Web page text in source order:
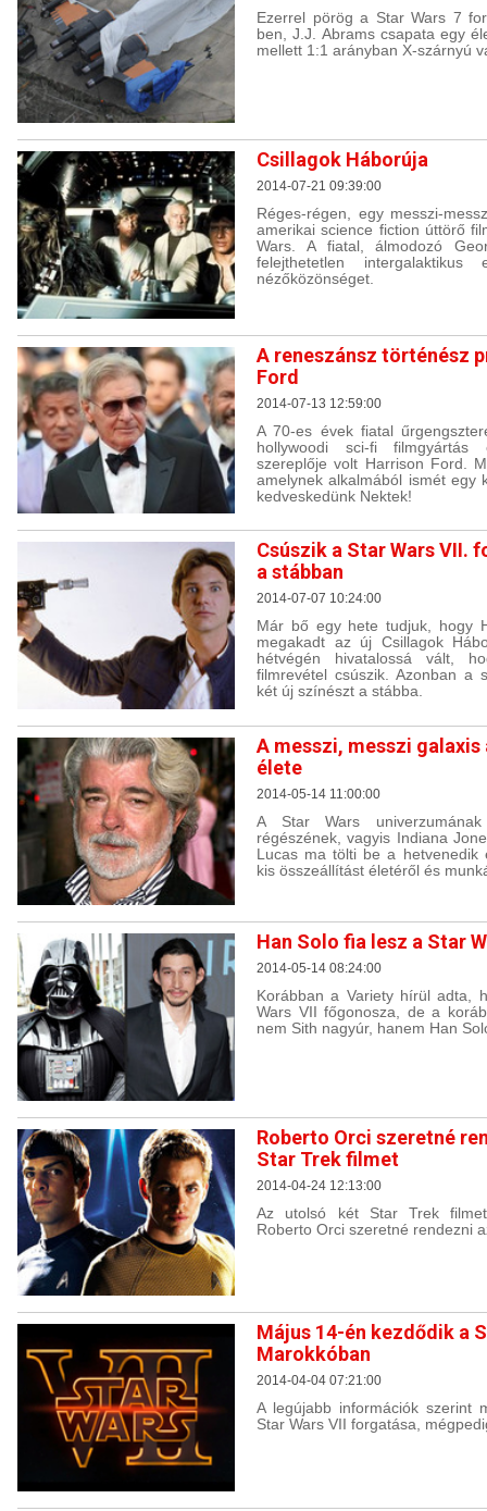
Ezerrel pörög a Star Wars 7
ben, J.J. Abrams csapata egy
mellett 1:1 arányban X-szárnyú
Csillagok Háborúja
2014-07-21 09:39:00
Réges-régen, egy messzi-
amerikai science fiction úttörő
Wars. A fiatal, álmodozó
felejthetetlen intergalaktikus
nézőközönséget.
A reneszánsz történész
Ford
2014-07-13 12:59:00
A 70-es évek fiatal
hollywoodi sci-fi filmgyártás
szereplője volt Harrison Ford.
amelynek alkalmából ismét egy
kedveskedünk Nektek!
Csúszik a Star Wars VII.
a stábban
2014-07-07 10:24:00
Már bő egy hete tudjuk, hogy
megakadt az új Csillagok
hétvégén hivatalossá vált,
filmrevétel csúszik. Azonban a
két új színészt a stábba.
A messzi, messzi
élete
2014-05-14 11:00:00
A Star Wars
régészének, vagyis Indiana
Lucas ma tölti be a hetvenedik
kis összeállítást életéről és
Han Solo fia lesz a Star
2014-05-14 08:24:00
Korábban a Variety hírül adta,
Wars VII főgonosza, de a
nem Sith nagyúr, hanem Han
Roberto Orci szeretné
Star Trek filmet
2014-04-24 12:13:00
Az utolsó két Star Trek filmet
Roberto Orci szeretné rendezni
Május 14-én kezdődik a
Marokkóban
2014-04-04 07:21:00
A legújabb információk szerint
Star Wars VII forgatása,